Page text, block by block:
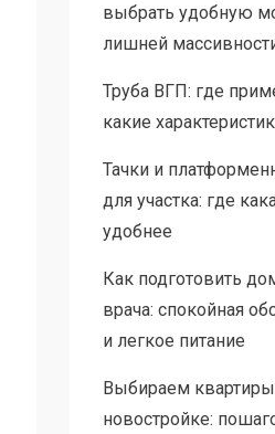
выбрать удобную
лишней
Труба ВГП: где
какие
Тачки и
для участка: где
удобнее
Как подготовить
врача: спокойная
и легкое питание
Выбираем
новостройке: